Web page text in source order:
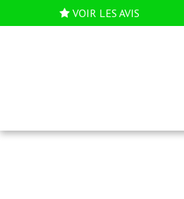
VOIR LES AVIS